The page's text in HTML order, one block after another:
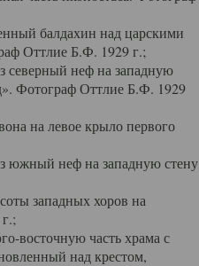
балдахин над царскими
Оттлие Б.Ф. 1929 г.;
неф на западную
Фотограф Оттлие Б.Ф. 1929
на левое крыло первого
южный неф на западную стену
западных хоров на
восточную часть храма с
над крестом,